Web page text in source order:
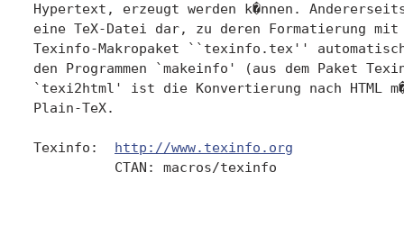
Hypertext, erzeugt werden k�nnen.
eine TeX-Datei dar, zu deren Formatierung mit
Texinfo-Makropaket ``texinfo.tex''
den Programmen `makeinfo' (aus dem Paket
`texi2html' ist die Konvertierung nach HTML
Plain-TeX.
Texinfo: http://www.texinfo.org
          CTAN: macros/texinfo